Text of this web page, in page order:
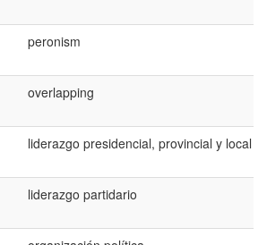
peronism
overlapping
liderazgo presidencial, provincial y local
liderazgo partidario